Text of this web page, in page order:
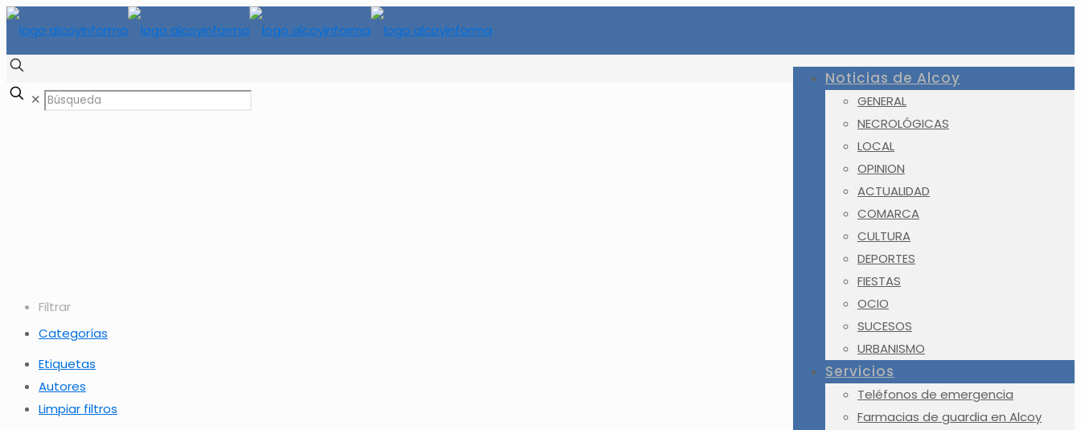
Noticias de Alcoy
GENERAL
NECROLÓGICAS
LOCAL
OPINION
ACTUALIDAD
COMARCA
CULTURA
DEPORTES
FIESTAS
OCIO
SUCESOS
URBANISMO
Servicios
Teléfonos de emergencia
Farmacias de guardia en Alcoy
✕
Filtrar
Categorías
Etiquetas
Autores
Limpiar filtros